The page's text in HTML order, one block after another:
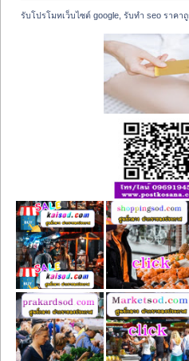
รับโปรโมทเว็บไซต์ google, รับทำ seo ราคา